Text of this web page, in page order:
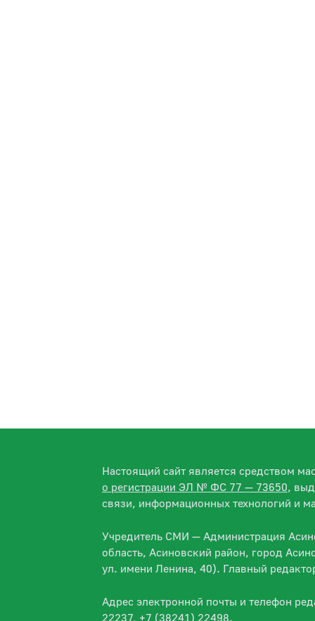
Настоящий сайт является средством
о регистрации ЭЛ № ФС 77 — 73650,
связи, информационных технологий и
Учредитель СМИ — Администрация
область, Асиновский район, город
ул. имени Ленина, 40). Главный
Адрес электронной почты и телефон
22237, +7 (38241) 22498.